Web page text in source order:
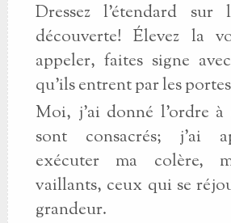
Dressez l'étendard sur
découverte! Élevez la
appeler, faites signe
qu'ils entrent par les
Moi, j'ai donné l'ordre à
sont consacrés; j'ai
exécuter ma colère,
vaillants, ceux qui se
grandeur.